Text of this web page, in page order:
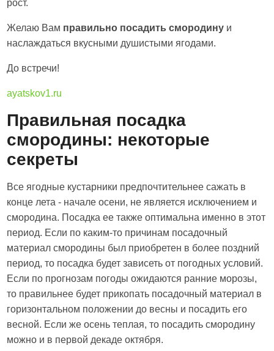
рост.
Желаю Вам правильно посадить смородину и
наслаждаться вкусными душистыми ягодами.
До встречи!
ayatskov1.ru
Правильная посадка
смородины: некоторые
секреты
Все ягодные кустарники предпочтительнее сажать в
конце лета - начале осени, не является исключением и
смородина. Посадка ее также оптимальна именно в этот
период. Если по каким-то причинам посадочный
материал смородины был приобретен в более поздний
период, то посадка будет зависеть от погодных условий.
Если по прогнозам погоды ожидаются ранние морозы,
то правильнее будет прикопать посадочный материал в
горизонтальном положении до весны и посадить его
весной. Если же осень теплая, то посадить смородину
можно и в первой декаде октября.